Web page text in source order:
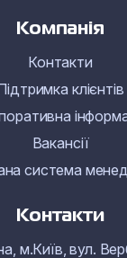
Компанія
Контакти
клієнтів
Вакансії
система
Контакти
м.Київ, вул.